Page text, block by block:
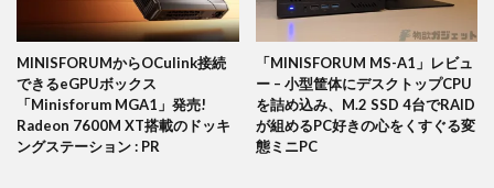
MINISFORUMからOCulink接続
できるeGPUボックス
「Minisforum MGA1」発売!
Radeon 7600M XT搭載のドッキ
ングステーション : PR
「MINISFORUM MS-A1」レビュ
ー – 小型筐体にデスクトップCPU
を詰め込み、M.2 SSD 4台でRAID
が組めるPC好きの心をくすぐる変
態ミニPC